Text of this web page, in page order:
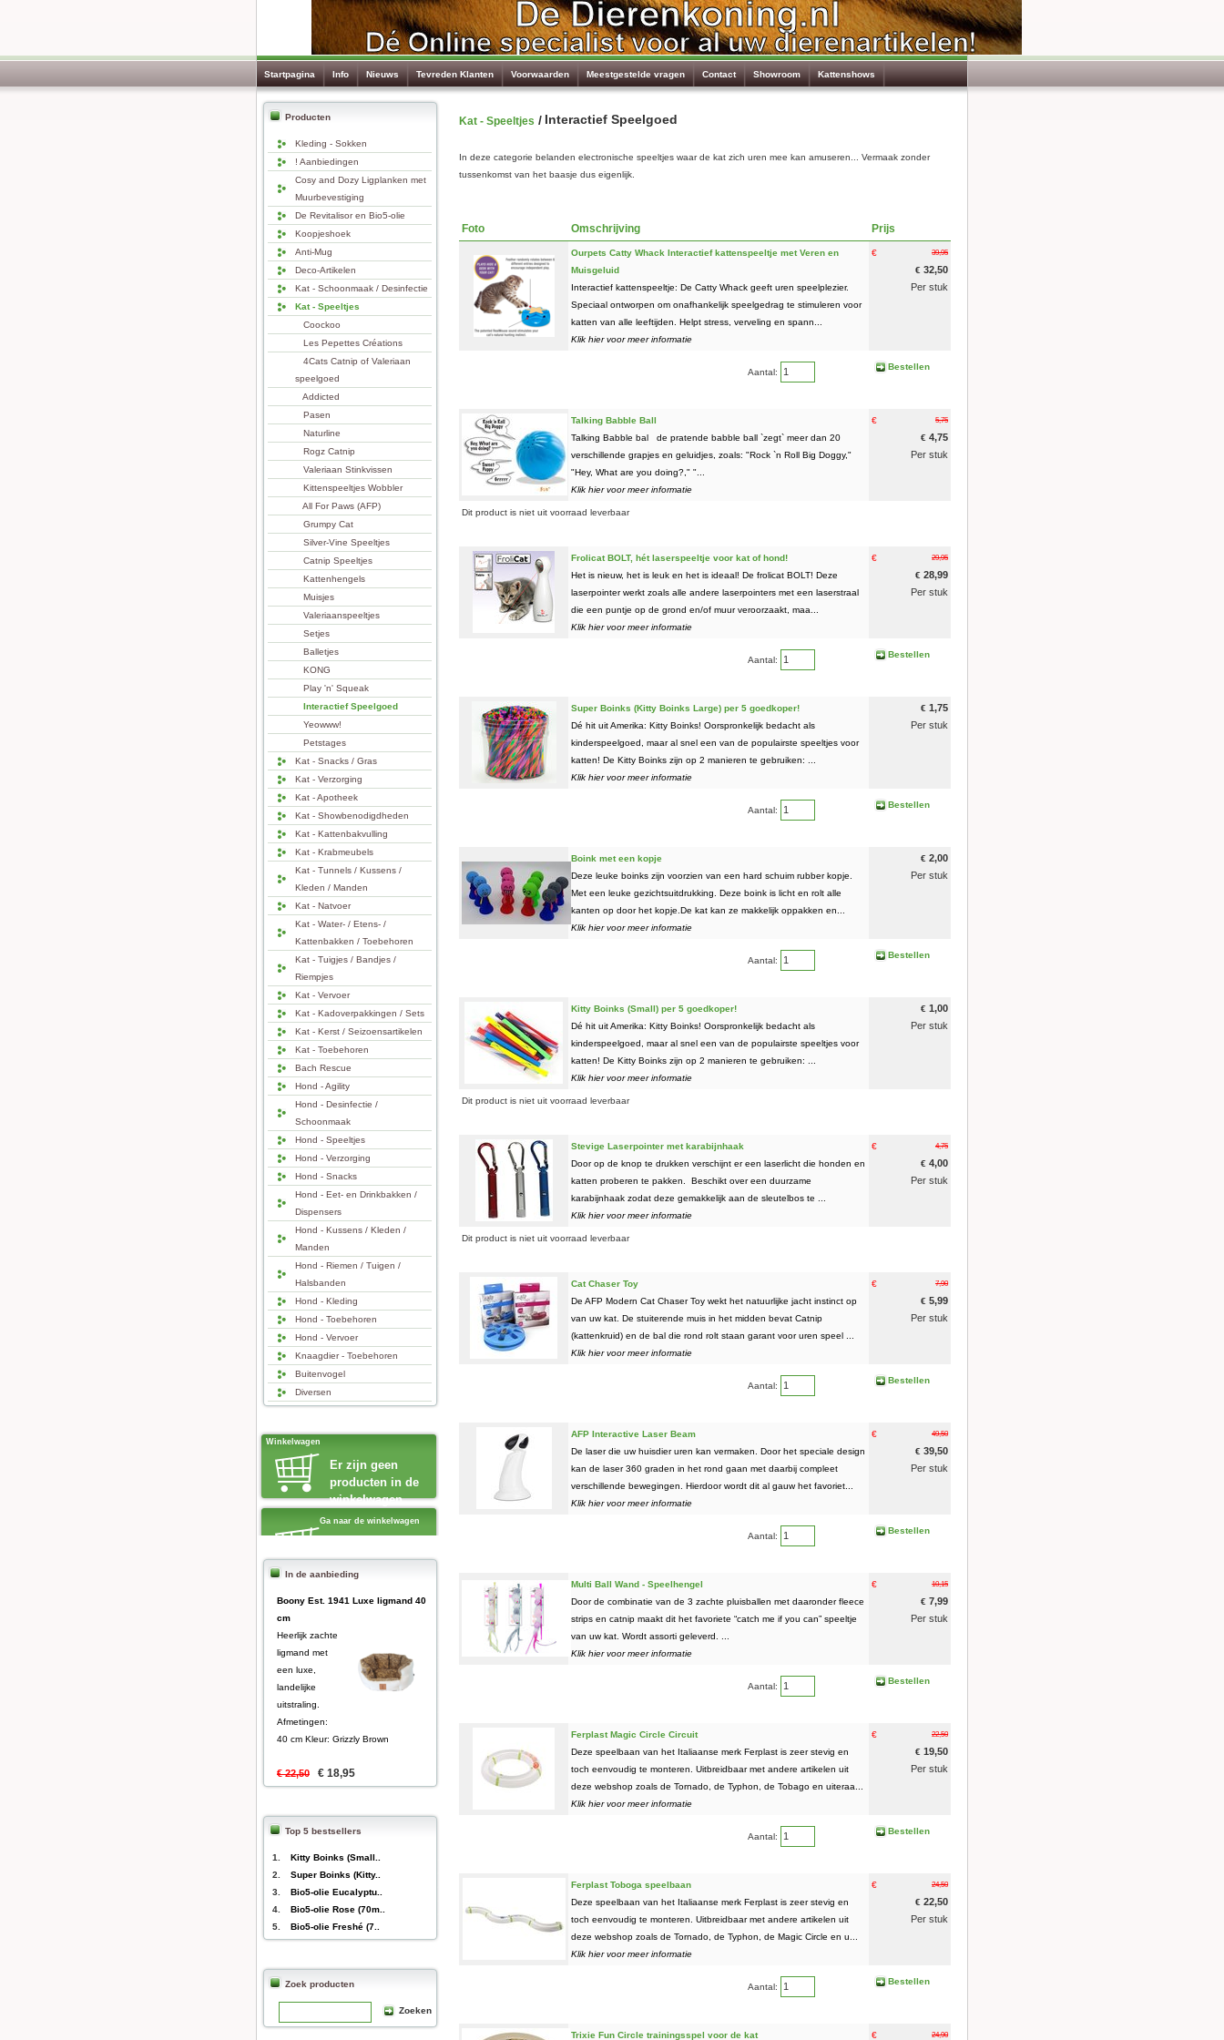
Startpagina Info Nieuws Tevreden Klanten Voorwaarden Meestgestelde vragen Contact Showroom Kattenshows
Producten
Kleding - Sokken
! Aanbiedingen
Cosy and Dozy Ligplanken met
Muurbevestiging
De Revitalisor en Bio5-olie
Koopjeshoek
Anti-Mug
Deco-Artikelen
Kat - Schoonmaak / Desinfectie
Kat - Speeltjes
Coockoo
Les Pepettes Créations
4Cats Catnip of Valeriaan
speelgoed
Addicted
Pasen
Naturline
Rogz Catnip
Valeriaan Stinkvissen
Kittenspeeltjes Wobbler
All For Paws (AFP)
Grumpy Cat
Silver-Vine Speeltjes
Catnip Speeltjes
Kattenhengels
Muisjes
Valeriaanspeeltjes
Setjes
Balletjes
KONG
Play 'n' Squeak
Interactief Speelgoed
Yeowww!
Petstages
Kat - Snacks / Gras
Kat - Verzorging
Kat - Apotheek
Kat - Showbenodigdheden
Kat - Kattenbakvulling
Kat - Krabmeubels
Kat - Tunnels / Kussens /
Kleden / Manden
Kat - Natvoer
Kat - Water- / Etens- /
Kattenbakken / Toebehoren
Kat - Tuigjes / Bandjes /
Riempjes
Kat - Vervoer
Kat - Kadoverpakkingen / Sets
Kat - Kerst / Seizoensartikelen
Kat - Toebehoren
Bach Rescue
Hond - Agility
Hond - Desinfectie /
Schoonmaak
Hond - Speeltjes
Hond - Verzorging
Hond - Snacks
Hond - Eet- en Drinkbakken /
Dispensers
Hond - Kussens / Kleden /
Manden
Hond - Riemen / Tuigen /
Halsbanden
Hond - Kleding
Hond - Toebehoren
Hond - Vervoer
Knaagdier - Toebehoren
Buitenvogel
Diversen
Winkelwagen
Er zijn geen
producten in de
winkelwagen
Ga naar de winkelwagen
In de aanbieding
Boony Est. 1941 Luxe ligmand 40
cm
Heerlijk zachte
ligmand met
een luxe,
landelijke
uitstraling.
Afmetingen:
40 cm Kleur: Grizzly Brown
€ 22,50 € 18,95
Top 5 bestsellers
1.
Kitty Boinks (Small..
2.
Super Boinks (Kitty..
3.
Bio5-olie Eucalyptu..
4.
Bio5-olie Rose (70m..
5.
Bio5-olie Freshé (7..
Zoek producten
Zoeken
Kat - Speeltjes / Interactief Speelgoed
In deze categorie belanden electronische speeltjes waar de kat zich uren mee kan amuseren... Vermaak zonder
tussenkomst van het baasje dus eigenlijk.
Foto Omschrijving Prijs
Ourpets Catty Whack Interactief kattenspeeltje met Veren en
Muisgeluid
Interactief kattenspeeltje: De Catty Whack geeft uren speelplezier.
Speciaal ontworpen om onafhankelijk speelgedrag te stimuleren voor
katten van alle leeftijden. Helpt stress, verveling en spann...
Klik hier voor meer informatie
€ 39,95
€ 32,50
Per stuk
Aantal:
Bestellen
Talking Babble Ball
Talking Babble bal de pratende babble ball `zegt` meer dan 20
verschillende grapjes en geluidjes, zoals: "Rock `n Roll Big Doggy,"
"Hey, What are you doing?," "...
Klik hier voor meer informatie
€ 5,75
€ 4,75
Per stuk
Dit product is niet uit voorraad leverbaar
Frolicat BOLT, hét laserspeeltje voor kat of hond!
Het is nieuw, het is leuk en het is ideaal! De frolicat BOLT! Deze
laserpointer werkt zoals alle andere laserpointers met een laserstraal
die een puntje op de grond en/of muur veroorzaakt, maa...
Klik hier voor meer informatie
€ 29,95
€ 28,99
Per stuk
Aantal:
Bestellen
Super Boinks (Kitty Boinks Large) per 5 goedkoper!
Dé hit uit Amerika: Kitty Boinks! Oorspronkelijk bedacht als
kinderspeelgoed, maar al snel een van de populairste speeltjes voor
katten! De Kitty Boinks zijn op 2 manieren te gebruiken: ...
Klik hier voor meer informatie
€ 1,75
Per stuk
Aantal:
Bestellen
Boink met een kopje
Deze leuke boinks zijn voorzien van een hard schuim rubber kopje.
Met een leuke gezichtsuitdrukking. Deze boink is licht en rolt alle
kanten op door het kopje.De kat kan ze makkelijk oppakken en...
Klik hier voor meer informatie
€ 2,00
Per stuk
Aantal:
Bestellen
Kitty Boinks (Small) per 5 goedkoper!
Dé hit uit Amerika: Kitty Boinks! Oorspronkelijk bedacht als
kinderspeelgoed, maar al snel een van de populairste speeltjes voor
katten! De Kitty Boinks zijn op 2 manieren te gebruiken: ...
Klik hier voor meer informatie
€ 1,00
Per stuk
Dit product is niet uit voorraad leverbaar
Stevige Laserpointer met karabijnhaak
Door op de knop te drukken verschijnt er een laserlicht die honden en
katten proberen te pakken. Beschikt over een duurzame
karabijnhaak zodat deze gemakkelijk aan de sleutelbos te ...
Klik hier voor meer informatie
€ 4,75
€ 4,00
Per stuk
Dit product is niet uit voorraad leverbaar
Cat Chaser Toy
De AFP Modern Cat Chaser Toy wekt het natuurlijke jacht instinct op
van uw kat. De stuiterende muis in het midden bevat Catnip
(kattenkruid) en de bal die rond rolt staan garant voor uren speel ...
Klik hier voor meer informatie
€ 7,90
€ 5,99
Per stuk
Aantal:
Bestellen
AFP Interactive Laser Beam
De laser die uw huisdier uren kan vermaken. Door het speciale design
kan de laser 360 graden in het rond gaan met daarbij compleet
verschillende bewegingen. Hierdoor wordt dit al gauw het favoriet...
Klik hier voor meer informatie
€ 49,50
€ 39,50
Per stuk
Aantal:
Bestellen
Multi Ball Wand - Speelhengel
Door de combinatie van de 3 zachte pluisballen met daaronder fleece
strips en catnip maakt dit het favoriete “catch me if you can” speeltje
van uw kat. Wordt assorti geleverd. ...
Klik hier voor meer informatie
€ 10,15
€ 7,99
Per stuk
Aantal:
Bestellen
Ferplast Magic Circle Circuit
Deze speelbaan van het Italiaanse merk Ferplast is zeer stevig en
toch eenvoudig te monteren. Uitbreidbaar met andere artikelen uit
deze webshop zoals de Tornado, de Typhon, de Tobago en uiteraa...
Klik hier voor meer informatie
€ 22,50
€ 19,50
Per stuk
Aantal:
Bestellen
Ferplast Toboga speelbaan
Deze speelbaan van het Italiaanse merk Ferplast is zeer stevig en
toch eenvoudig te monteren. Uitbreidbaar met andere artikelen uit
deze webshop zoals de Tornado, de Typhon, de Magic Circle en u...
Klik hier voor meer informatie
€ 24,50
€ 22,50
Per stuk
Aantal:
Bestellen
Trixie Fun Circle trainingsspel voor de kat € 24,90